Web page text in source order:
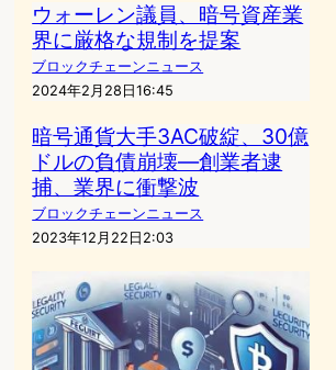
ウォーレン議員、暗号資産業
界に厳格な規制を提案
ブロックチェーンニュース
2024年2月28日16:45
暗号通貨大手3AC破綻、30億
ドルの負債崩壊―創業者逮
捕、業界に衝撃波
ブロックチェーンニュース
2023年12月22日2:03